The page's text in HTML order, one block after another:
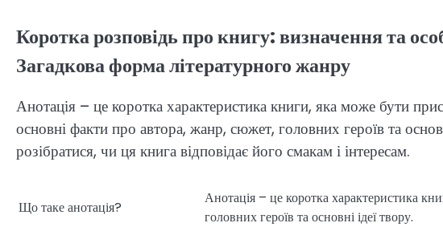
Коротка розповідь про книгу: визначення та
Загадкова форма літературного жанру
Анотація – це коротка характеристика книги, яка може бути
основні факти про автора, жанр, сюжет, головних героїв та
розібратися, чи ця книга відповідає його смакам і інтересам.
Що таке анотація?
Анотація – це коротка характеристика
головних героїв та основні ідеї твору.